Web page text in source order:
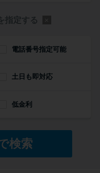
のまま払いきると
分で借りられるカ
覧
指定する
電話番号指定可能
土日も即対応
低金利
検索